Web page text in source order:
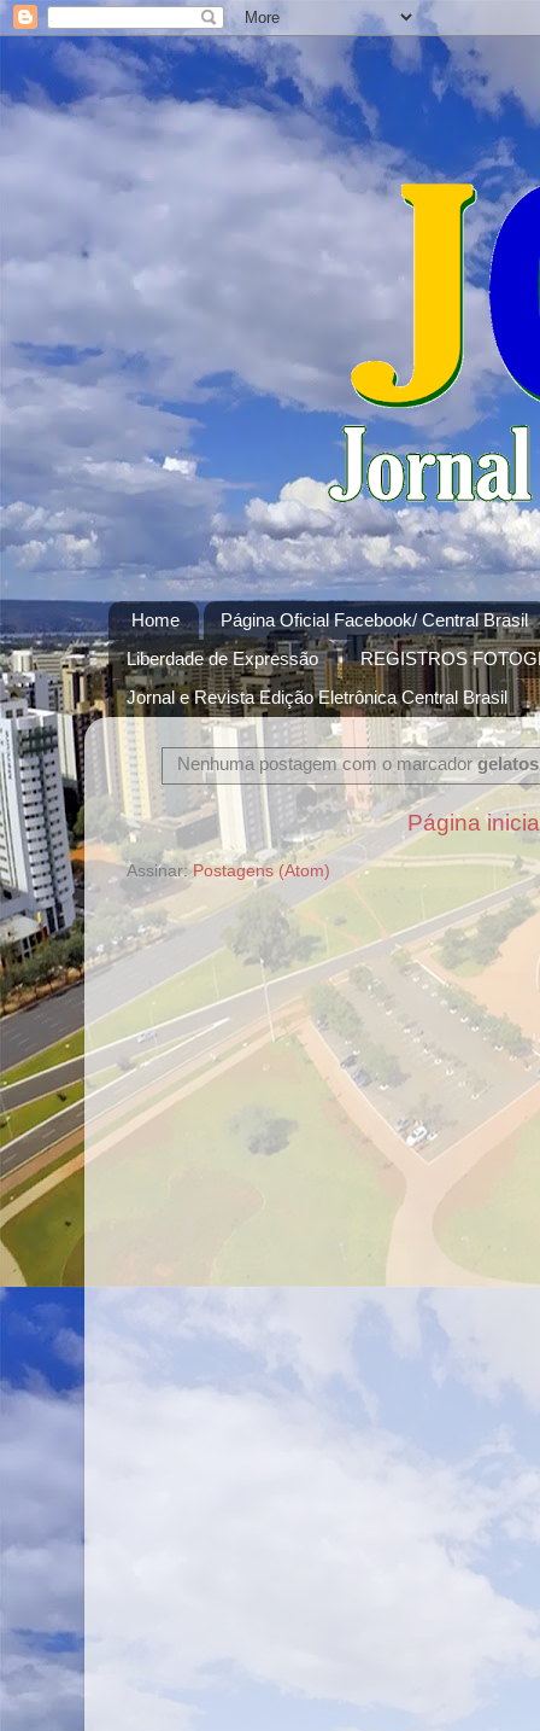
Home
Página Oficial Facebook/ Central Brasil
Liberdade de Expressão
REGISTROS
Jornal e Revista Edição Eletrônica Central Brasil
Nenhuma postagem com o marcadorgelatos
Página
Assinar: Postagens (Atom)